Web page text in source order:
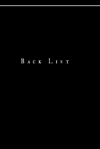
Back List